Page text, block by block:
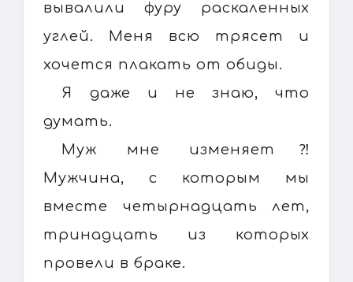
вывалили фуру раскаленных
углей. Меня всю трясет и
хочется плакать от обиды.
Я даже и не знаю, что
думать.
Муж мне изменяет⁈
Мужчина, с которым мы
вместе четырнадцать лет,
тринадцать из которых
провели в браке.